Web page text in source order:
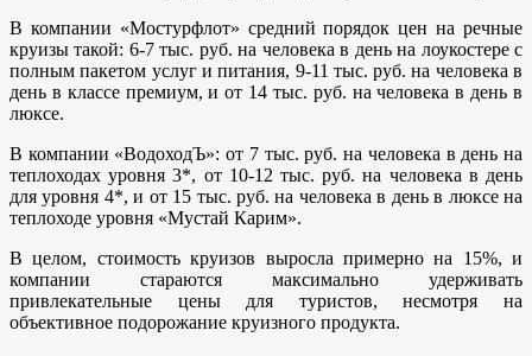
В компании «Мостурфлот» средний порядок цен на речные
круизы такой: 6-7 тыс. руб. на человека в день на лоукостере с
полным пакетом услуг и питания, 9-11 тыс. руб. на человека в
день в классе премиум, и от 14 тыс. руб. на человека в день в
люксе.
В компании «ВодоходЪ»: от 7 тыс. руб. на человека в день на
теплоходах уровня 3*, от 10-12 тыс. руб. на человека в день
для уровня 4*, и от 15 тыс. руб. на человека в день в люксе на
теплоходе уровня «Мустай Карим».
В целом, стоимость круизов выросла примерно на 15%, и
компании стараются максимально удерживать
привлекательные цены для туристов, несмотря на
объективное подорожание круизного продукта.